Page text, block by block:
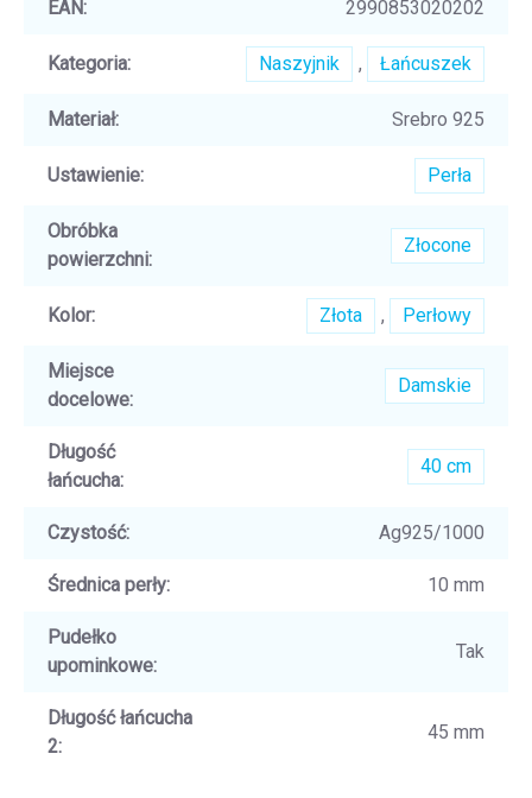
EAN: 2990853020202
Kategoria: Naszyjnik , Łańcuszek
Materiał: Srebro 925
Ustawienie: Perła
Obróbka
powierzchni:
Złocone
Kolor: Złota , Perłowy
Miejsce
docelowe:
Damskie
Długość
łańcucha:
40 cm
Czystość: Ag925/1000
Średnica perły: 10 mm
Pudełko
upominkowe:
Tak
Długość łańcucha
2:
45 mm